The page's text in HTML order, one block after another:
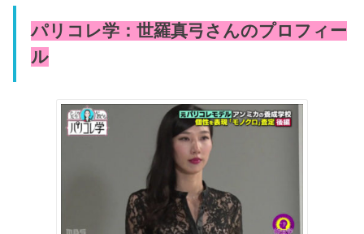
パリコレ学：世羅真弓さんのプロフィー
ル